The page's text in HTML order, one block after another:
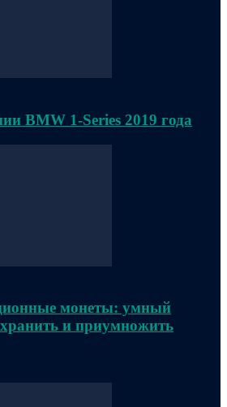
BMW 1-Series 2019 года
монеты: умный
и приумножить